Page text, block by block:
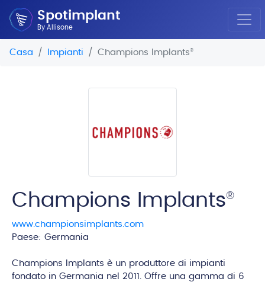
Spotimplant
By Allisone
Casa Impianti Champions Implants®
Champions Implants®
www.championsimplants.com
Paese: Germania
Champions Implants è un produttore di impianti
fondato in Germania nel 2011. Offre una gamma di 6